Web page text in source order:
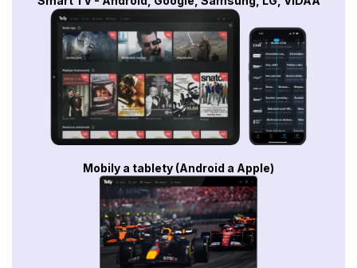
Mobily a tablety (Android a Apple)